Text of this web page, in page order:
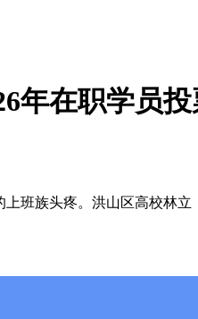
年在职学员
族头疼。洪山区高校林立